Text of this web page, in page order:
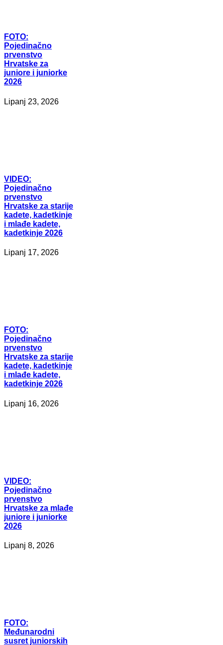
FOTO:
Pojedinačno
prvenstvo
Hrvatske za
juniore i juniorke
2026
Lipanj 23, 2026
VIDEO:
Pojedinačno
prvenstvo
Hrvatske za starije
kadete, kadetkinje
i mlađe kadete,
kadetkinje 2026
Lipanj 17, 2026
FOTO:
Pojedinačno
prvenstvo
Hrvatske za starije
kadete, kadetkinje
i mlađe kadete,
kadetkinje 2026
Lipanj 16, 2026
VIDEO:
Pojedinačno
prvenstvo
Hrvatske za mlađe
juniore i juniorke
2026
Lipanj 8, 2026
FOTO:
Međunarodni
susret juniorskih